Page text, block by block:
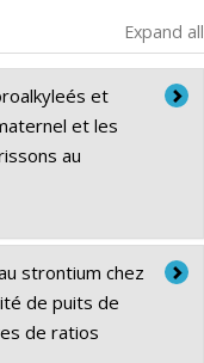
Expand all
et
et les
au
strontium chez
de puits de
de ratios